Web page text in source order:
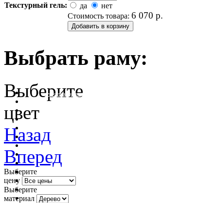
Текстурный гель:
да
нет
Стоимость товара: 6 070 р.
Выбрать раму:
очистить фильтр цвета
Выберите
цвет
Назад
Вперед
Выберите
цену
Выберите
материал